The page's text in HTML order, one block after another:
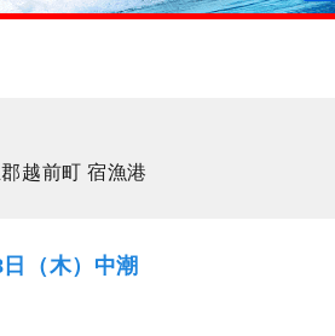
越前町 宿漁港
（木）中潮